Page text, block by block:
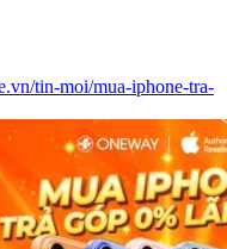
tin-moi/mua-iphone-tra-